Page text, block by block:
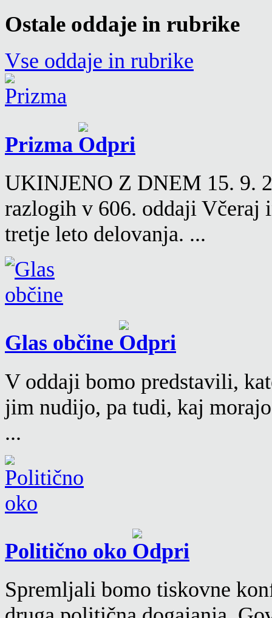
Ostale oddaje in rubrike
Vse oddaje in rubrike
Prizma
UKINJENO Z DNEM 15. 9.
razlogih v 606. oddaji Včeraj
tretje leto delovanja. ...
Glas občine
V oddaji bomo predstavili,
jim nudijo, pa tudi, kaj
...
Politično oko
Spremljali bomo tiskovne